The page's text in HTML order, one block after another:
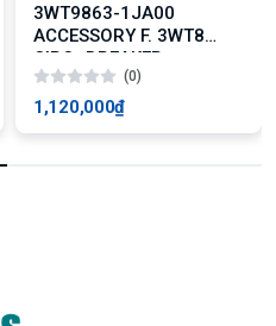
3WT9863-1JA00
ACCESSORY F. 3WT8
CIRC.-BREAKER
(0)
1,120,000₫